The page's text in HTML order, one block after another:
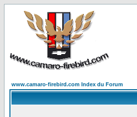
www.camaro-firebird.com Index du Forum